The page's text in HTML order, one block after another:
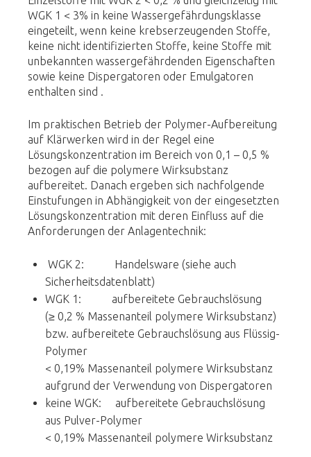
WGK 1 < 3% in keine Wassergefährdungsklasse
eingeteilt, wenn keine krebserzeugenden Stoffe,
keine nicht identifizierten Stoffe, keine Stoffe mit
unbekannten wassergefährdenden Eigenschaften
sowie keine Dispergatoren oder Emulgatoren
enthalten sind .
Im praktischen Betrieb der Polymer-Aufbereitung
auf Klärwerken wird in der Regel eine
Lösungskonzentration im Bereich von 0,1 – 0,5 %
bezogen auf die polymere Wirksubstanz
aufbereitet. Danach ergeben sich nachfolgende
Einstufungen in Abhängigkeit von der eingesetzten
Lösungskonzentration mit deren Einfluss auf die
Anforderungen der Anlagentechnik:
WGK 2: Handelsware (siehe auch
Sicherheitsdatenblatt)
WGK 1: aufbereitete Gebrauchslösung
(≥ 0,2 % Massenanteil polymere Wirksubstanz)
bzw. aufbereitete Gebrauchslösung aus Flüssig-
Polymer
< 0,19% Massenanteil polymere Wirksubstanz
aufgrund der Verwendung von Dispergatoren
keine WGK: aufbereitete Gebrauchslösung
aus Pulver-Polymer
< 0,19% Massenanteil polymere Wirksubstanz